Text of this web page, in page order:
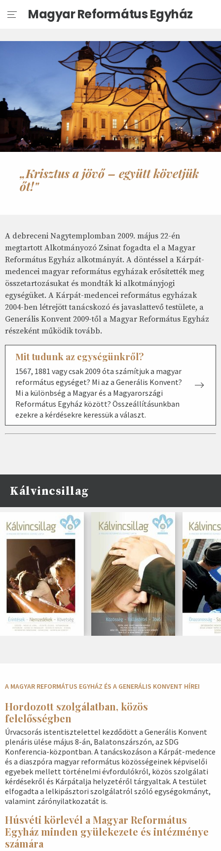
Magyar Református Egyház
„Krisztus a jövő – együtt követjük
őt!"
A debreceni Nagytemplomban 2009. május 22-én
megtartott Alkotmányozó Zsinat fogadta el a Magyar
Református Egyház alkotmányát. A döntéssel a Kárpát-
medencei magyar református egyházak erősítették meg
összetartozásukat és mondták ki alkotmányjogi
egységüket. A Kárpát-medencei református egyházak
2004-ben létrejött tanácskozó és javaslattevő testülete, a
Generális Konvent 2009-től a Magyar Református Egyház
részeként működik tovább.
Mit tudunk az egységünkről?
1567, 1881 vagy csak 2009 óta számítjuk a magyar
református egységet? Mi az a Generális Konvent?
Mi a különbség a Magyar és a Magyarországi
Református Egyház között? Összeállításunkban
ezekre a kérdésekre keressük a választ.
Kálvincsillag
A MAGYAR REFORMÁTUS EGYHÁZ ÉS A GENERÁLIS KONVENT HÍREI
Hordozott szolgálatban, közös
felelősségben
Úrvacsorás istentisztelettel kezdődött a Generális Konvent
plenáris ülése május 8-án, Balatonszárszón, az SDG
Konferencia-központban. A tanácskozáson a Kárpát-medence
és a diaszpóra magyar református közösségeinek képviselői
egyebek mellett történelmi évfordulókról, közös szolgálati
kérdésekről és Kárpátalja helyzetéről tárgyaltak. A testület
elfogadta a lelkipásztori szolgálatról szóló egységokmányt,
valamint zárónyilatkozatát is.
Húsvéti körlevél a Magyar Református
Egyház minden gyülekezete és intézménye
számára